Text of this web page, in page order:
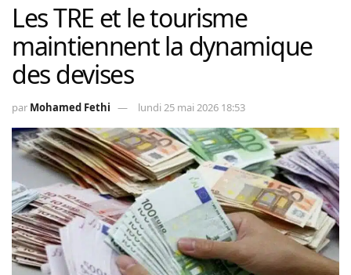
Les TRE et le tourisme
maintiennent la dynamique
des devises
par Mohamed Fethi lundi 25 mai 2026 18:53